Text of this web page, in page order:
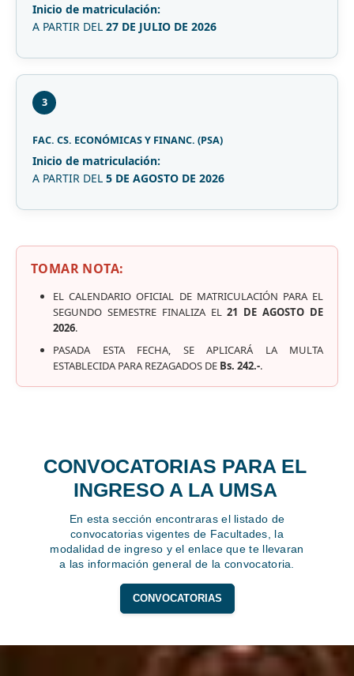
Inicio de matriculación:
A PARTIR DEL 27 DE JULIO DE 2026
3
FAC. CS. ECONÓMICAS Y FINANC. (PSA)
Inicio de matriculación:
A PARTIR DEL 5 DE AGOSTO DE 2026
TOMAR NOTA:
EL CALENDARIO OFICIAL DE MATRICULACIÓN PARA EL
SEGUNDO SEMESTRE FINALIZA EL21 DE AGOSTO DE
2026.
PASADA ESTA FECHA, SE APLICARÁ LA MULTA
ESTABLECIDA PARA REZAGADOS DE Bs. 242.-.
CONVOCATORIAS PARA EL
INGRESO A LA UMSA
En esta sección encontraras el listado de
convocatorias vigentes de Facultades, la
modalidad de ingreso y el enlace que te llevaran
a las información general de la convocatoria.
CONVOCATORIAS